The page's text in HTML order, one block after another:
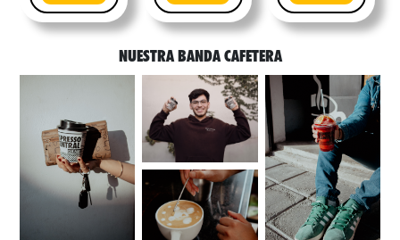
NUESTRA BANDA CAFETERA